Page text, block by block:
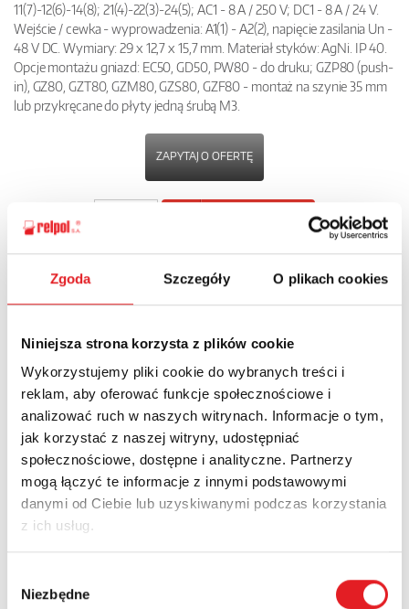
Zgoda Szczegóły O plikach cookies
Niniejsza strona korzysta z plików cookie
Wykorzystujemy pliki cookie do wybranych treści i
reklam, aby oferować funkcje społecznościowe i
analizować ruch w naszych witrynach. Informacje o tym,
jak korzystać z naszej witryny, udostępniać
społecznościowe, dostępne i analityczne. Partnerzy
mogą łączyć te informacje z innymi podstawowymi
danymi od Ciebie lub uzyskiwanymi podczas korzystania
z ich usług.
zgody
Niezbędne
11(7)-12(6)-14(8); 21(4)-22(3)-24(5); AC1 - 8 A / 250 V; DC1 - 8 A / 24 V.
Wejście / cewka - wyprowadzenia: A1(1) - A2(2), napięcie zasilania Un -
48 V DC. Wymiary: 29 x 12,7 x 15,7 mm. Materiał styków: AgNi. IP 40.
Opcje montażu gniazd: EC50, GD50, PW80 - do druku; GZP80 (push-
in), GZ80, GZT80, GZM80, GZS80, GZF80 - montaż na szynie 35 mm
lub przykręcane do płyty jedną śrubą M3.
ZAPYTAJ O OFERTĘ
POWRÓT
Zapytaj o szczegóły oferty
Imię i nazwisko: *
Adres e-mail: *